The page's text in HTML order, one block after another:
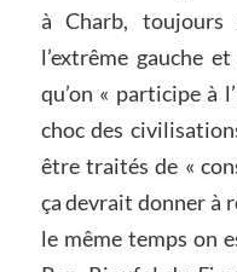
à Charb, toujours
l’extrême gauche
qu’on « participe à
choc des
être traités de «
ça devrait donner à
le même temps on